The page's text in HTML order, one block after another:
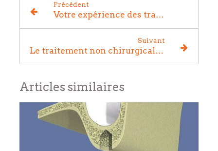
Précédent
Votre expérience des traitements : 20 ans d'évolution
Suivant
Le traitement non chirurgical de la parodontite
Articles similaires